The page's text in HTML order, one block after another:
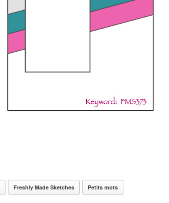
Freshly Made Sketches Petits mots